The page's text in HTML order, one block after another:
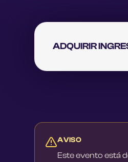
ADQUIRIR
AVISO
Este evento está